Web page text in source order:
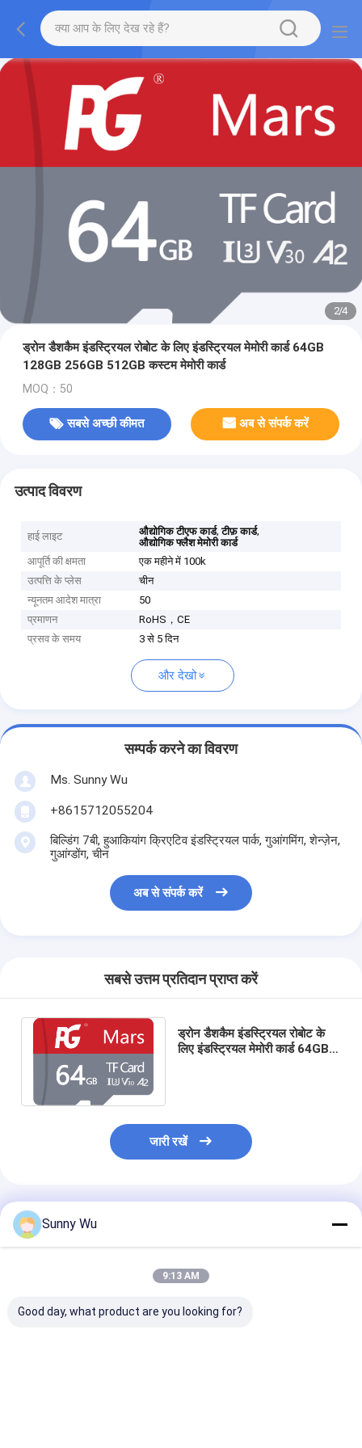
2/4
ड्रोन डैशकैम इंडस्ट्रियल रोबोट के लिए इंडस्ट्रियल मेमोरी कार्ड 64GB
128GB 256GB 512GB कस्टम मेमोरी कार्ड
MOQ：50
सबसे अच्छी कीमत अब से संपर्क करें
उत्पाद विवरण
हाई लाइट औद्योगिक टीएफ कार्ड,टीफ़ कार्ड,
औद्योगिक फ्लैश मेमोरी कार्ड
आपूर्ति की क्षमता
एक महीने में 100k
उत्पत्ति के प्लेस
चीन
न्यूनतम आदेश मात्रा
50
प्रमाणन
RoHS，CE
प्रसव के समय
3 से 5 दिन
और देखो
सम्पर्क करने का विवरण
Ms. Sunny Wu
+8615712055204
बिल्डिंग 7बी, हुआकियांग क्रिएटिव इंडस्ट्रियल पार्क, गुआंगमिंग, शेन्ज़ेन,
गुआंग्डोंग, चीन
अब से संपर्क करें
सबसे उत्तम प्रतिदान प्राप्त करें
ड्रोन डैशकैम इंडस्ट्रियल रोबोट के
लिए इंडस्ट्रियल मेमोरी कार्ड 64GB
जारी रखें
अनुशंसित उत्पाद
Sunny Wu
9:13 AM
Good day, what product are you looking for?